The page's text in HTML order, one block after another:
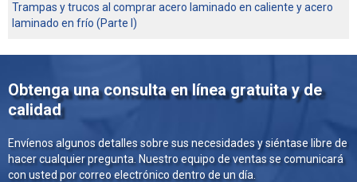
Trampas y trucos al comprar acero laminado en caliente y acero
laminado en frío (Parte I)
Obtenga una consulta en línea gratuita y de
calidad
Envíenos algunos detalles sobre sus necesidades y siéntase libre de
hacer cualquier pregunta. Nuestro equipo de ventas se comunicará
con usted por correo electrónico dentro de un día.